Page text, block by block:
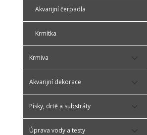
Akvarijní čerpadla
Krmítka
Krmiva
Akvarijní dekorace
Písky, drtě a substráty
Úprava vody a testy